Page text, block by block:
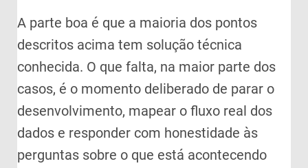
A parte boa é que a maioria dos pontos
descritos acima tem solução técnica
conhecida. O que falta, na maior parte dos
casos, é o momento deliberado de parar o
desenvolvimento, mapear o fluxo real dos
dados e responder com honestidade às
perguntas sobre o que está acontecendo